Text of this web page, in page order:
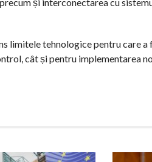
limitele tehnologice pentru care
cât și pentru implementarea